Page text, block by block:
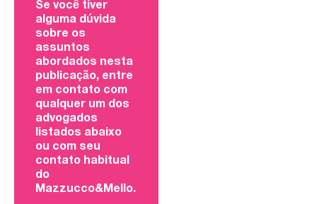
Se você tiver
alguma dúvida
sobre os
assuntos
abordados nesta
publicação, entre
em contato com
qualquer um dos
advogados
listados abaixo
ou com seu
contato habitual
do
Mazzucco&Mello.